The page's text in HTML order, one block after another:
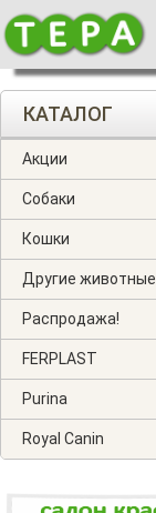
КАТАЛОГ
Акции
Собаки
Кошки
Другие животные
Распродажа!
FERPLAST
Purina
Royal Canin